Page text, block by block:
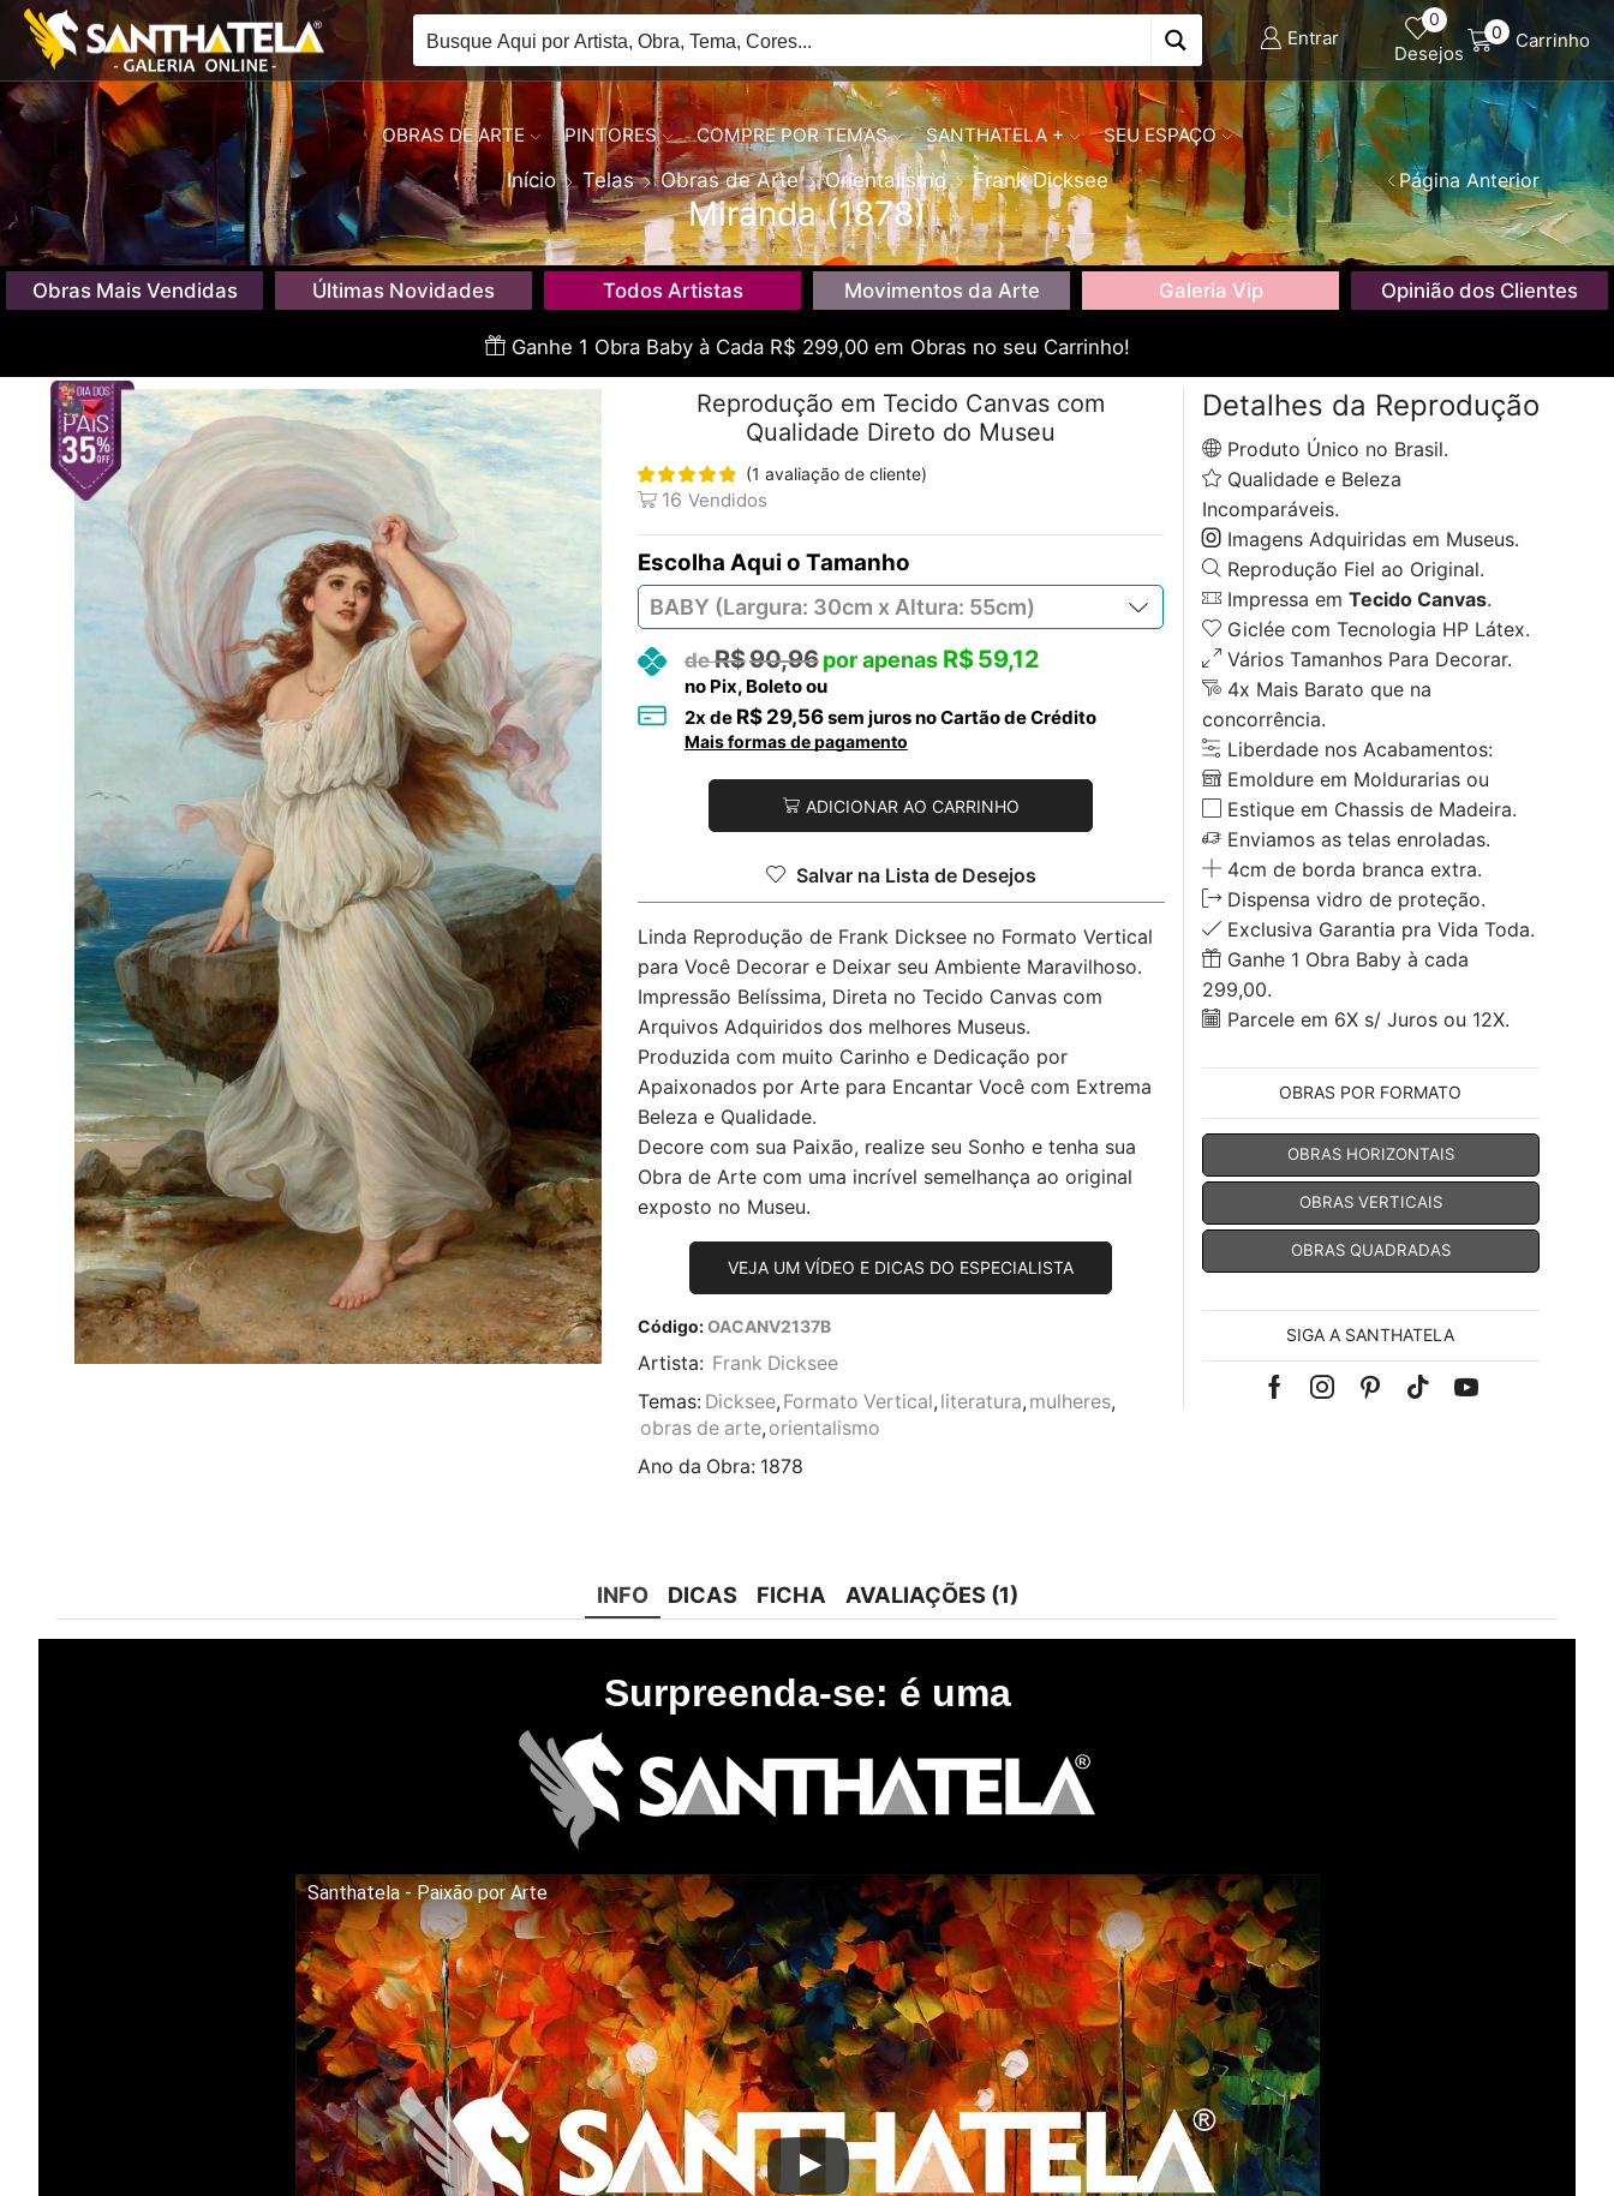
Entrar
0
Desejos
0 Carrinho
OBRAS DE ARTE PINTORES COMPRE POR TEMAS SANTHATELA + SEU ESPAÇO
Início Telas Obras de Arte Orientalismo Frank Dicksee
Miranda (1878)
Página Anterior
Obras Mais Vendidas Últimas Novidades Todos Artistas Movimentos da Arte Galeria Vip Opinião dos Clientes
Ganhe 1 Obra Baby à Cada R$ 299,00 em Obras no seu Carrinho!
Reprodução em Tecido Canvas com
Qualidade Direto do Museu
(1 avaliação de cliente)
16 Vendidos
Tamanho
R$90,96 R$59,12
no Pix, Boleto ou
2x de R$ 29,56sem juros no Cartão de Crédito
Mais formas de pagamento
ADICIONAR AO CARRINHO
Salvar na Lista de Desejos
Linda Reprodução de Frank Dicksee no Formato Vertical
para Você Decorar e Deixar seu Ambiente Maravilhoso.
Impressão Belíssima, Direta no Tecido Canvas com
Arquivos Adquiridos dos melhores Museus.
Produzida com muito Carinho e Dedicação por
Apaixonados por Arte para Encantar Você com Extrema
Beleza e Qualidade.
Decore com sua Paixão, realize seu Sonho e tenha sua
Obra de Arte com uma incrível semelhança ao original
exposto no Museu.
VEJA UM VÍDEO E DICAS DO ESPECIALISTA
Código:OACANV2137B
Artista: Frank Dicksee
Temas: Dicksee, Formato Vertical, literatura, mulheres,
obras de arte, orientalismo
Ano da Obra: 1878
Detalhes da Reprodução
Produto Único no Brasil.
Qualidade e Beleza
Incomparáveis.
Imagens Adquiridas em Museus.
Reprodução Fiel ao Original.
Impressa em Tecido Canvas.
Giclée com Tecnologia HP Látex.
Vários Tamanhos Para Decorar.
4x Mais Barato que na
concorrência.
Liberdade nos Acabamentos:
Emoldure em Moldurarias ou
Estique em Chassis de Madeira.
Enviamos as telas enroladas.
4cm de borda branca extra.
Dispensa vidro de proteção.
Exclusiva Garantia pra Vida Toda.
Ganhe 1 Obra Baby à cada
299,00.
Parcele em 6X s/ Juros ou 12X.
OBRAS POR FORMATO
OBRAS HORIZONTAIS
OBRAS VERTICAIS
OBRAS QUADRADAS
SIGA A SANTHATELA
FacebookInstagramPinterest
Tik-Youtube
INFO DICAS FICHA AVALIAÇÕES (1)
Surpreenda-se: é uma
Santhatela - Paixão por Arte